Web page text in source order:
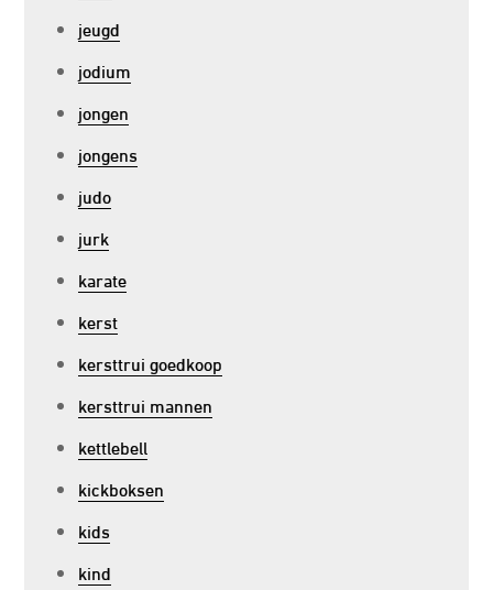
jeugd
jodium
jongen
jongens
judo
jurk
karate
kerst
kersttrui goedkoop
kersttrui mannen
kettlebell
kickboksen
kids
kind